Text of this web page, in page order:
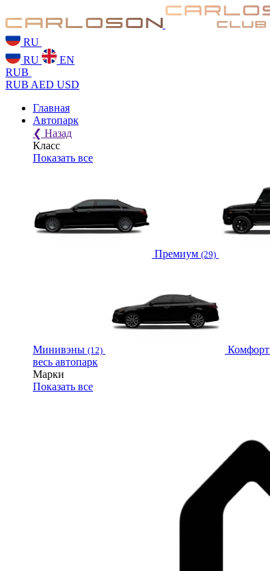
RU
RU
EN
RUB
RUB AED USD
Главная
Автопарк
❮ Назад
Класс
Показать все
Премиум (29)
Минивэны (12) Комфорт
весь автопарк
Марки
Показать все